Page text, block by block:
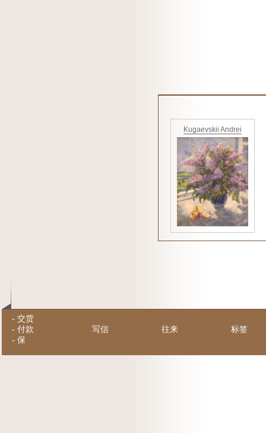
Kugaevskii Andrei
- 交货
- 付款
- 保
写信 往来 标签